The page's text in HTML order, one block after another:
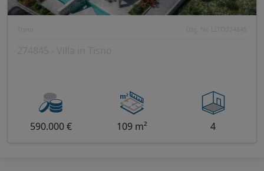
590.000 € 109 m² 4